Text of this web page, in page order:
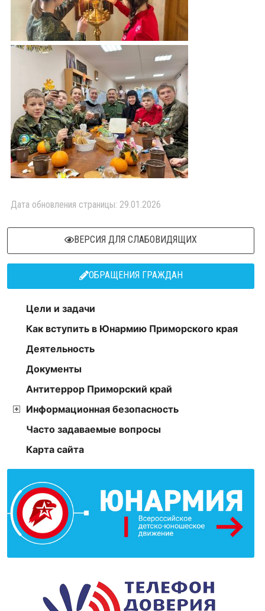
Дата обновления страницы: 29.01.2026
ВЕРСИЯ ДЛЯ СЛАБОВИДЯЩИХ
ОБРАЩЕНИЯ ГРАЖДАН
Цели и задачи
Как вступить в Юнармию Приморского края
Деятельность
Документы
Антитеррор Приморский край
Информационная безопасность
Часто задаваемые вопросы
Карта сайта